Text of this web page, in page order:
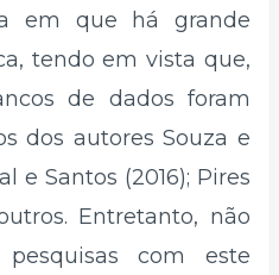
em que há grande
tendo em vista que,
de dados foram
dos autores Souza e
e Santos (2016); Pires
Entretanto, não
com este